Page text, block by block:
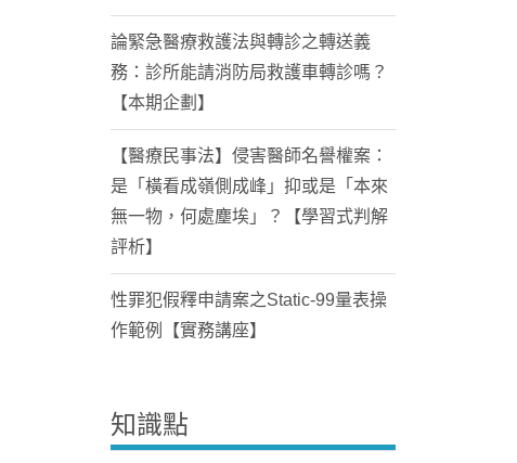
論緊急醫療救護法與轉診之轉送義
務：診所能請消防局救護車轉診嗎？
【本期企劃】
【醫療民事法】侵害醫師名譽權案：
是「橫看成嶺側成峰」抑或是「本來
無一物，何處塵埃」？【學習式判解
評析】
性罪犯假釋申請案之Static-99量表操
作範例【實務講座】
知識點